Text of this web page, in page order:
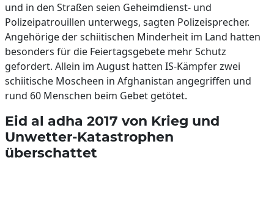
und in den Straßen seien Geheimdienst- und
Polizeipatrouillen unterwegs, sagten Polizeisprecher.
Angehörige der schiitischen Minderheit im Land hatten
besonders für die Feiertagsgebete mehr Schutz
gefordert. Allein im August hatten IS-Kämpfer zwei
schiitische Moscheen in Afghanistan angegriffen und
rund 60 Menschen beim Gebet getötet.
Eid al adha 2017 von Krieg und
Unwetter-Katastrophen
überschattet